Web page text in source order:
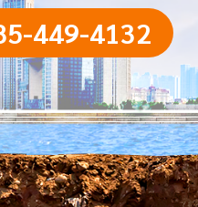
449-4132